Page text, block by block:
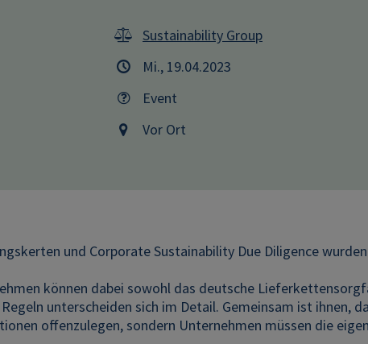
Sustainability Group
Mi., 19.04.2023
Event
Vor Ort
und Corporate Sustainability Due Diligence
können dabei sowohl das deutsche
unterscheiden sich im Detail. Gemeinsam ist ihnen,
offenzulegen, sondern Unternehmen müssen die